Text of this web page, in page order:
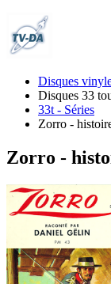
Disques
Disques 33
33t - Séries
Zorro -
Zorro -